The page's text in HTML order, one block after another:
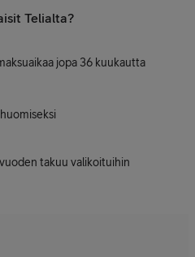
Telialta?
jopa 36 kuukautta
takuu valikoituihin